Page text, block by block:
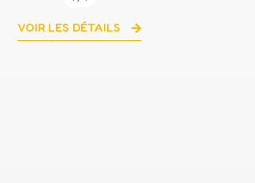
VOIR LES DÉTAILS